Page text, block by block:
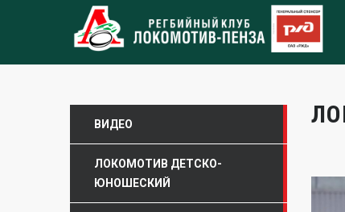
ВИДЕО
ЛОКОМОТИВ ДЕТСКО-
ЮНОШЕСКИЙ